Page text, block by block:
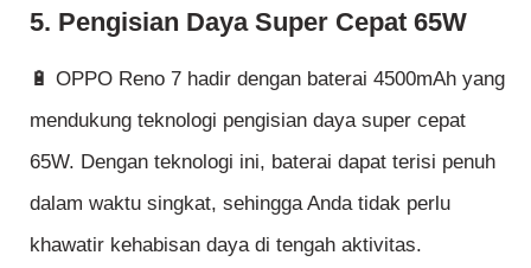
5. Pengisian Daya Super Cepat 65W
🔋 OPPO Reno 7 hadir dengan baterai 4500mAh yang
mendukung teknologi pengisian daya super cepat
65W. Dengan teknologi ini, baterai dapat terisi penuh
dalam waktu singkat, sehingga Anda tidak perlu
khawatir kehabisan daya di tengah aktivitas.